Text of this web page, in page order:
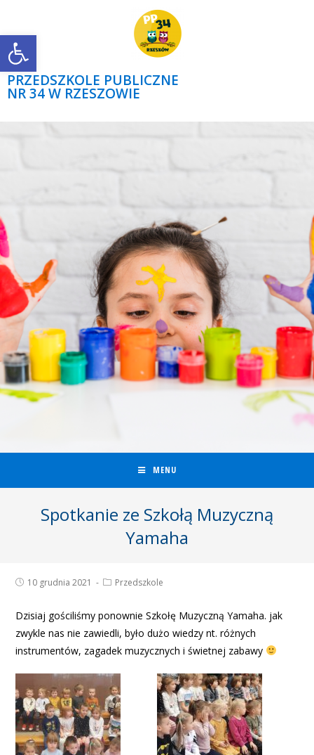
Open toolbar
PRZEDSZKOLE PUBLICZNE
NR 34 W RZESZOWIE
MENU
Spotkanie ze Szkołą Muzyczną
Yamaha
10 grudnia 2021 Przedszkole
Dzisiaj gościliśmy ponownie Szkołę Muzyczną Yamaha. jak
zwykle nas nie zawiedli, było dużo wiedzy nt. różnych
instrumentów, zagadek muzycznych i świetnej zabawy